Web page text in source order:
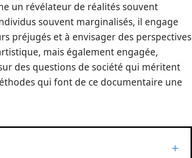
un révélateur de réalités souvent
souvent marginalisés, il engage
préjugés et à envisager des perspectives
mais également engagée,
des questions de société qui méritent
qui font de ce documentaire une